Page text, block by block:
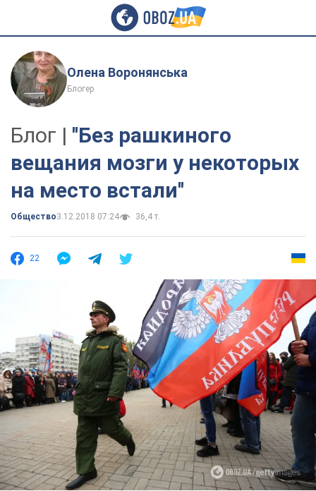
Олена Воронянська
Блогер
Блог | ''Без рашкиного
вещания мозги у некоторых
на место встали''
Общество3.12.2018 07:24 36,4 т.
22